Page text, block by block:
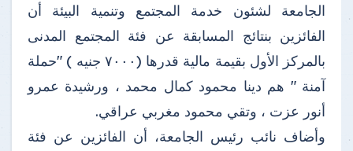
الجامعة لشئون خدمة المجتمع وتنمية البيئة أن
الفائزين بنتائج المسابقة عن فئة المجتمع المدنى
بالمركز الأول بقيمة مالية قدرها (٧٠٠٠ جنيه ) "حملة
آمنة " هم دينا محمود كمال محمد ، ورشيدة عمرو
أنور عزت ، وتقي محمود مغربي عراقي.
وأضاف نائب رئيس الجامعة، أن الفائزين عن فئة